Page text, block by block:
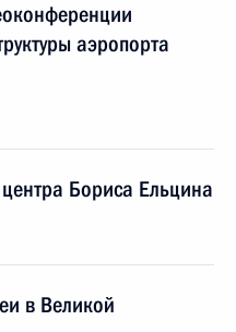
аэропорта
Бориса Ельцина
в Великой